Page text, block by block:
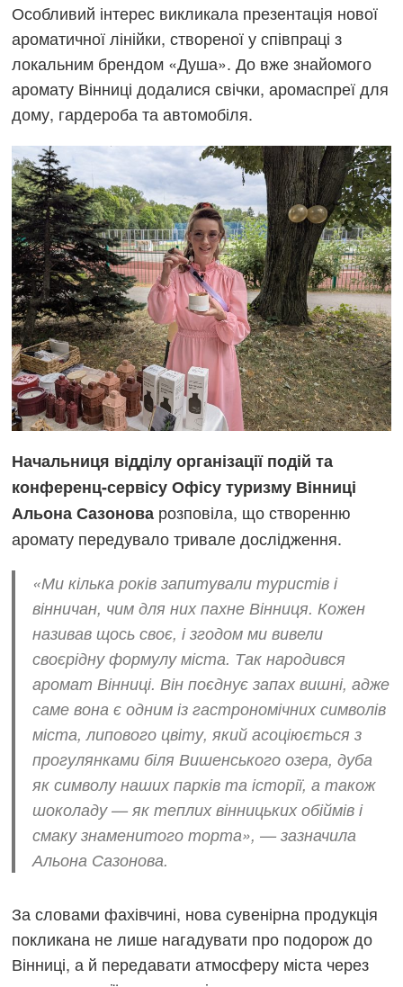
Особливий інтерес викликала презентація нової
ароматичної лінійки, створеної у співпраці з
локальним брендом «Душа». До вже знайомого
аромату Вінниці додалися свічки, аромаспреї для
дому, гардероба та автомобіля.
Начальниця відділу організації подій та
конференц-сервісу Офісу туризму Вінниці
Альона Сазонова розповіла, що створенню
аромату передувало тривале дослідження.
«Ми кілька років запитували туристів і
вінничан, чим для них пахне Вінниця. Кожен
називав щось своє, і згодом ми вивели
своєрідну формулу міста. Так народився
аромат Вінниці. Він поєднує запах вишні, адже
саме вона є одним із гастрономічних символів
міста, липового цвіту, який асоціюється з
прогулянками біля Вишенського озера, дуба
як символу наших парків та історії, а також
шоколаду — як теплих вінницьких обіймів і
смаку знаменитого торта», — зазначила
Альона Сазонова.
За словами фахівчині, нова сувенірна продукція
покликана не лише нагадувати про подорож до
Вінниці, а й передавати атмосферу міста через